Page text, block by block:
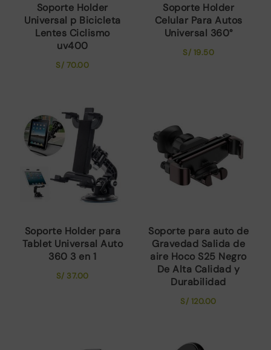
Soporte Holder
Universal p Bicicleta
Lentes Ciclismo
uv400
S/ 70.00
Soporte Holder
Celular Para Autos
Universal 360°
S/ 19.50
Soporte Holder para
Tablet Universal Auto
360 3 en 1
S/ 37.00
Soporte para auto de
Gravedad Salida de
aire Hoco S25 Negro
De Alta Calidad y
Durabilidad
S/ 120.00